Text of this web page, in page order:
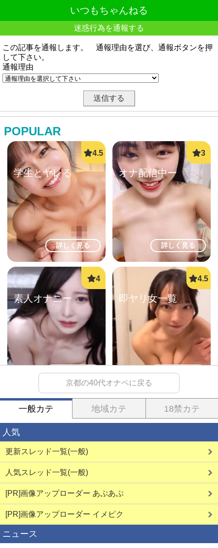
いつもちゃんねる
迷惑行為を通報する
この記事を通報します。 通報理由を選び、通報ボタンを押
して下さい。
通報理由
POPULAR
詳しく見る
学生とヤレる
詳しく見る
オナ配信中ー
素人オナニー 即ヤリ女一覧
詳しく見る
生オナ配信 生オナ配信
京都の40代オナペに戻る
一般カテ 地域カテ 18禁カテ
人気
更新スレッド一覧(一般)
人気スレッド一覧(一般)
[PR]画像アップローダー あぷあぷ
[PR]画像アップローダー イメピク
ニュース